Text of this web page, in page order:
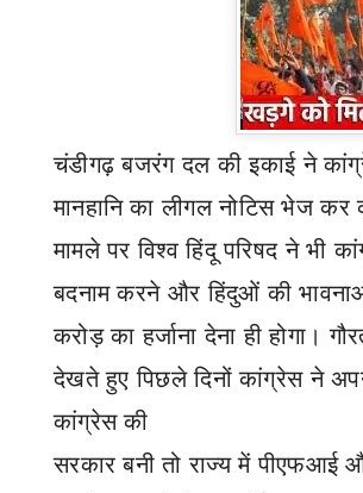
चंडीगढ़ बजरंग दल की इकाई ने
मानहानि का लीगल नोटिस भेज कर
मामले पर विश्व हिंदू परिषद ने भी
बदनाम करने और हिंदुओं की
करोड़ का हर्जाना देना ही होगा।
देखते हुए पिछले दिनों कांग्रेस ने
कांग्रेस की
सरकार बनी तो राज्य में पीएफआई